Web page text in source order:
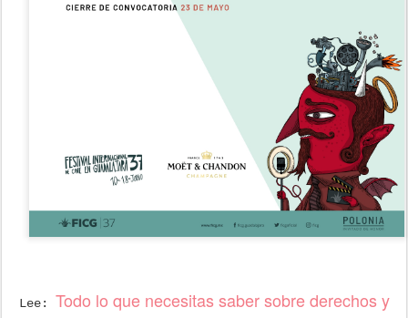
Lee: Todo lo que necesitas saber sobre derechos y